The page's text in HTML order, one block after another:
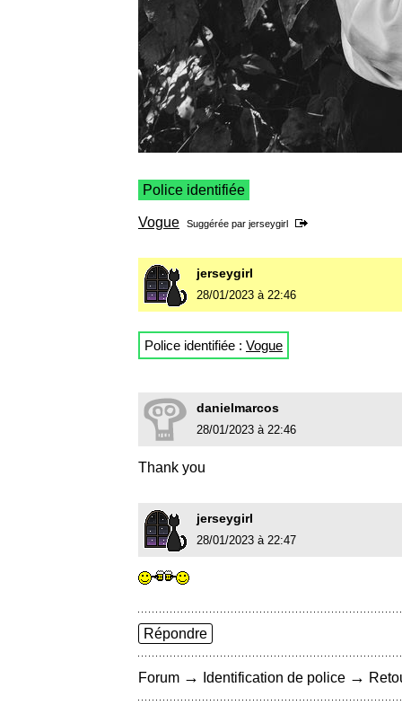
Police identifiée
Vogue Suggérée par jerseygirl
jerseygirl
28/01/2023 à 22:46
Police identifiée : Vogue
danielmarcos
28/01/2023 à 22:46
Thank you
jerseygirl
28/01/2023 à 22:47
Répondre
Forum → Identification de police →